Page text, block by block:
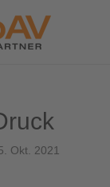
Okt. 2021